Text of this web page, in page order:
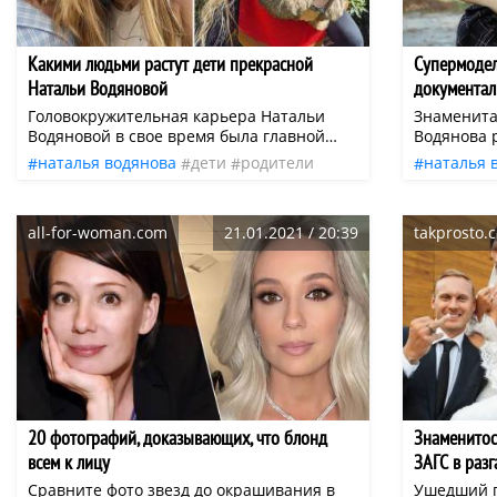
Какими людьми растут дети прекрасной
Натальи Водяновой
Головокружительная карьера Натальи
Водяновой в свое время была главной
новостью российского модельного
бизнеса. Девочка из бедной семьи стала
потрясающим чертам… А что же дети
Водяновой? Чем занимаются отпрыски
красотки сейчас?
наталья водянова дети
родители
Водянова
дочери
Зыгарь и
Нателла
Нижнего
лет
наталья
all-for-woman.com
21.01.2021 / 20:39
20 фотографий, доказывающих, что блонд
всем к лицу
Сравните фото звезд до окрашивания в
ЗАГС в
Ушедший